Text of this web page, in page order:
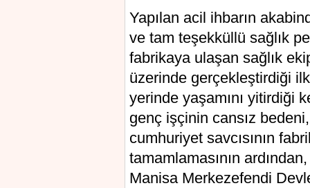
Yapılan acil ihbarın
ve tam teşekküllü sağlık
fabrikaya ulaşan sağlık
üzerinde gerçekleştirdiği
yerinde yaşamını yitirdiği
genç işçinin cansız
cumhuriyet savcısının
tamamlamasının
Manisa Merkezefendi